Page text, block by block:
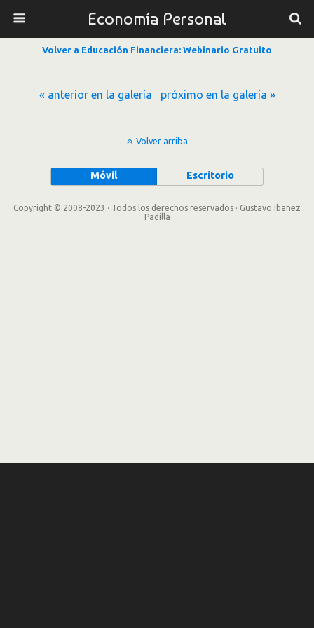
Economía Personal
Volver a Educación Financiera: Webinario Gratuito
« anterior en la galería próximo en la galería »
Volver arriba
Móvil Escritorio
Copyright © 2008-2023 · Todos los derechos reservados · Gustavo Ibañez
Padilla